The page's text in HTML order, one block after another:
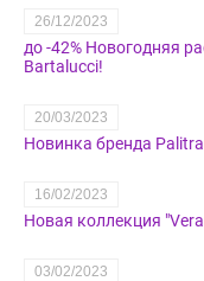
26/12/2023
до -42% Новогодняя
Bartalucci!
20/03/2023
Новинка бренда
16/02/2023
Новая коллекция
03/02/2023